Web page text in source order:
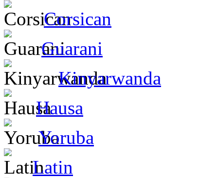
Corsican
Guarani
Kinyarwanda
Hausa
Yoruba
Latin